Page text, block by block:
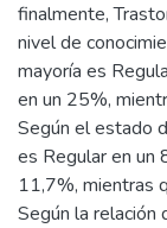
finalmente,
nivel de
mayoría es
en un 25%,
Según el estado
es Regular en un
11,7%, mientras
Según la relación